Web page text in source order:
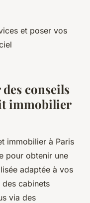
et poser vos
conseils
immobilier
immobilier à Paris
pour obtenir une
adaptée à vos
cabinets
via des